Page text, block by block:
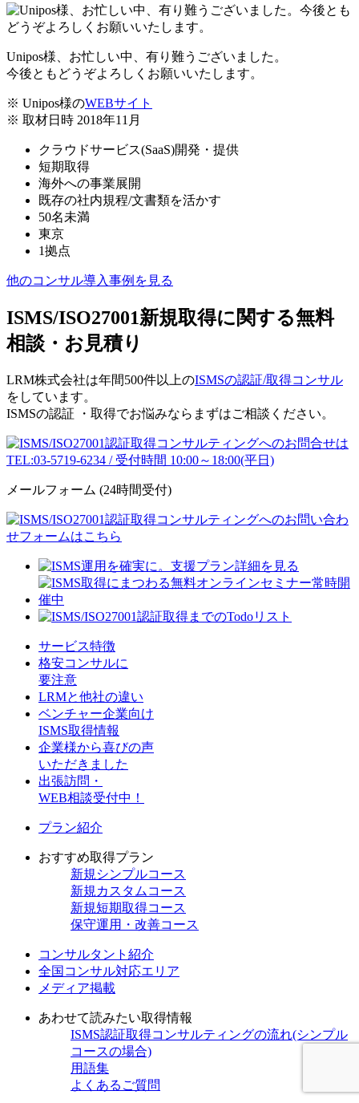
Unipos様、お忙しい中、有り難うございました。
今後ともどうぞよろしくお願いいたします。
※ Unipos様のWEBサイト
※ 取材日時 2018年11月
クラウドサービス(SaaS)開発・提供
短期取得
海外への事業展開
既存の社内規程/文書類を活かす
50名未満
東京
1拠点
他のコンサル導入事例を見る
ISMS/ISO27001新規取得に関する無料
相談・お見積り
LRM株式会社は年間500件以上のISMSの認証/取得コンサル
をしています。
ISMSの認証 ・取得でお悩みならまずはご相談ください。
メールフォーム (24時間受付)
サービス特徴
格安コンサルに
要注意
LRMと他社の違い
ベンチャー企業向け
ISMS取得情報
企業様から喜びの声
いただきました
出張訪問・
WEB相談受付中！
プラン紹介
おすすめ取得プラン
新規 シンプルコース
新規 カスタムコース
新規短期取得コース
保守運用・改善コース
コンサルタント紹介
全国コンサル対応エリア
メディア掲載
あわせて読みたい取得情報
ISMS認証取得コンサルティングの流れ(シンプル
コースの場合)
用語集
よくあるご質問